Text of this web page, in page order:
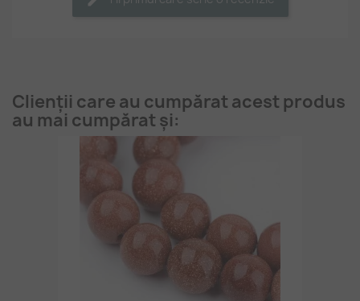
Clienții care au cumpărat acest produs
au mai cumpărat și: